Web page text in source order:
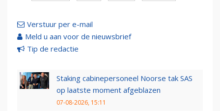
Verstuur per e-mail
Meld u aan voor de nieuwsbrief
Tip de redactie
Staking cabinepersoneel Noorse tak SAS
op laatste moment afgeblazen
07-08-2026, 15:11